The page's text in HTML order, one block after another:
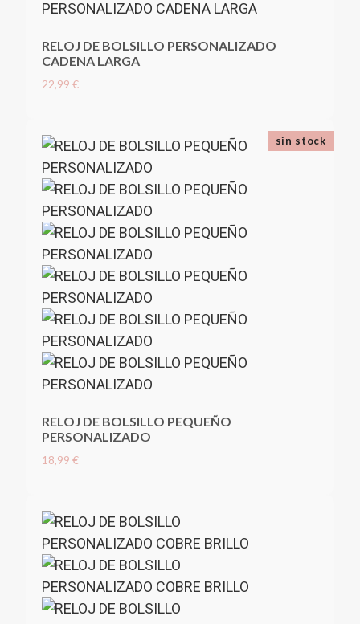
RELOJ DE BOLSILLO PERSONALIZADO
CADENA LARGA
22,99 €
RELOJ DE BOLSILLO PEQUEÑO
PERSONALIZADO
18,99 €
sin stock